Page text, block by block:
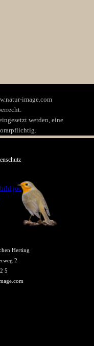
image.com
werden, eine
Herting
2
5